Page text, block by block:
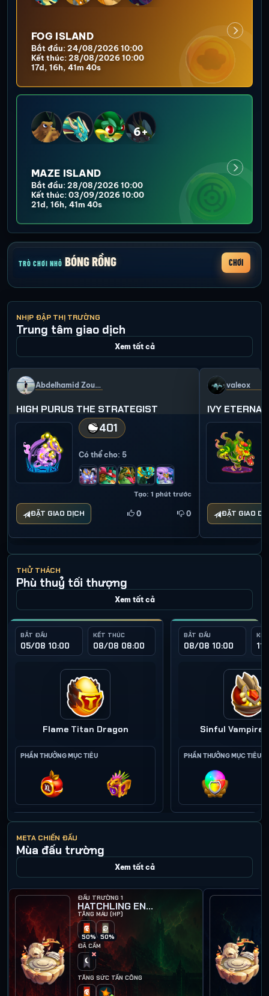
FOG ISLAND
Bắt đầu: 24/08/2026 10:00
Kết thúc: 28/08/2026 10:00
17d, 16h, 41m 37s
6+
MAZE ISLAND
Bắt đầu: 28/08/2026 10:00
Kết thúc: 03/09/2026 10:00
21d, 16h, 41m 37s
TRÒ CHƠI NHỎ BÓNG RỒNG CHƠI
NHỊP ĐẬP THỊ TRƯỜNG
Trung tâm giao dịch
Xem tất cả
Abdelhamid Zouhri
HIGH PURUS THE STRATEGIST
401
Có thể cho: 5
Tạo: 1 phút trước
ĐẶT GIAO DỊCH 0 0
valeox
IVY
ĐẶT GIAO
THỬ THÁCH
Phù thuỷ tối thượng
Xem tất cả
BẮT ĐẦU
05/08 10:00
KẾT THÚC
08/08 08:00
Flame Titan Dragon
PHẦN THƯỞNG MỤC TIÊU
BẮT ĐẦU
08/08 10:00
Sinful Vampire
PHẦN THƯỞNG MỤC TIÊU
META CHIẾN ĐẤU
Mùa đấu trường
Xem tất cả
ĐẤU TRƯỜNG 1
HATCHLING ENCOUNTER I
TĂNG MÁU (HP)
50%
50%
ĐÃ CẤM
TĂNG SỨC TẤN CÔNG